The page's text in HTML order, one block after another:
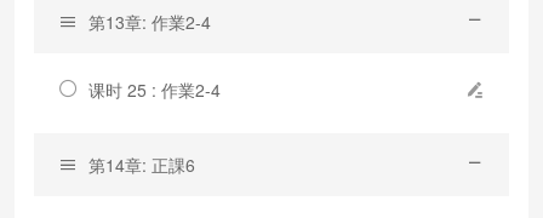
第13章: 作業2-4
课时 25 : 作業2-4
第14章: 正課6